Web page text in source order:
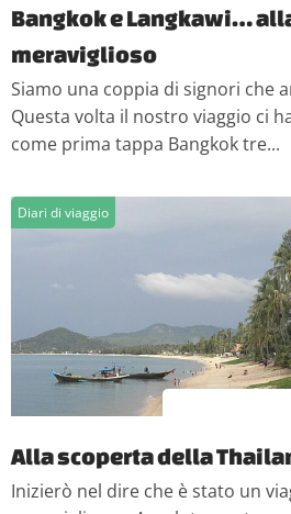
Bangkok e Langkawi…
meraviglioso
Siamo una coppia di signori che
Questa volta il nostro viaggio ci
come prima tappa Bangkok tre...
Diari di viaggio
Alla scoperta della
Inizierò nel dire che è stato un